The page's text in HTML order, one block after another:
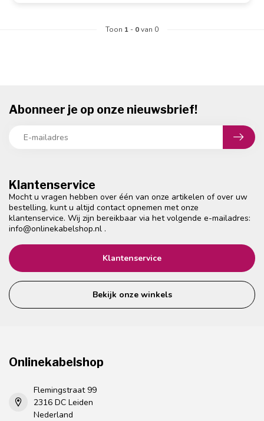
Toon 1 - 0van 0
Klantenservice
Mocht u vragen hebben over één van onze artikelen of over uw
bestelling, kunt u altijd contact opnemen met onze
klantenservice. Wij zijn bereikbaar via het volgende e-mailadres:
info@onlinekabelshop.nl .
Klantenservice
Bekijk onze winkels
Abonneer je op onze nieuwsbrief!
Onlinekabelshop
Flemingstraat 99
2316 DC Leiden
Nederland